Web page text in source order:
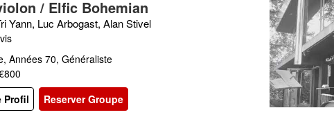
/ Elfic Bohemian
Yann, Luc Arbogast, Alan Stivel
Années 70, Généraliste
Profil
Reserver Groupe